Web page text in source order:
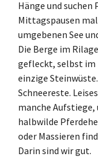
Hänge und suchen
Mittagspausen
umgebenen See
Die Berge im
gefleckt, selbst im
einzige
Schneereste.
manche Aufstiege,
halbwilde
oder Massieren
Darin sind wir gut.